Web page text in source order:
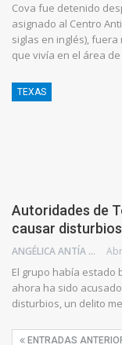
Cova fue detenido
asignado al Centro
siglas en inglés),
que vivía en el área
TEXAS
Autoridades de
causar
ANGÉLICA ANTÍA AZUAJE
El grupo había
ahora ha sido
disturbios, un delito
ENTRADAS